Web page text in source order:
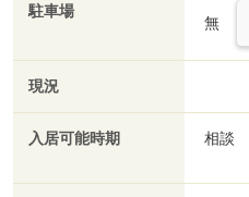
駐車場
無
現況
入居可能時期 相談